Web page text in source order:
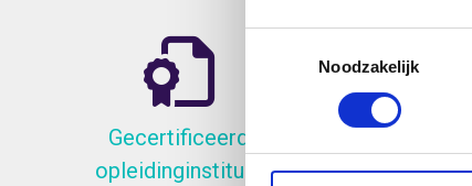
Noodzakelijk
Gecertificeerd
opleidinginstituut